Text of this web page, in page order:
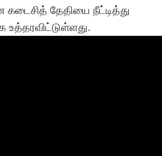
கடைசித் தேதியை நீட்டித்து
உத்தரவிட்டுள்ளது.